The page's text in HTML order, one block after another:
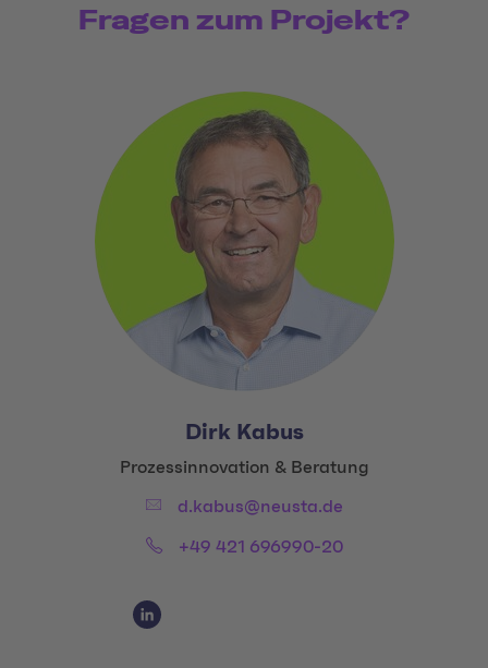
Fragen zum Projekt?
Dirk Kabus
Title:
Prozessinnovation & Beratung
Email:d.kabus@neusta.de
Phone:+49 421 696990-20
Social Media Links
Social Media Link 1